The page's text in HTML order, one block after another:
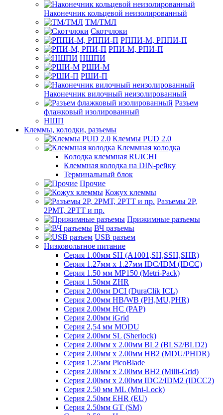
Наконечник кольцевой неизолированный
ТМ/ТМЛ
Скотчлоки
РППИ-М, РППИ-П
РПИ-М, РПИ-П
НШПИ
РШИ-М
РШИ-П
Наконечник вилочный неизолированный
Разъем
флажковый изолированный
НШП
Клеммы, колодки, разъемы
Клеммы PUD 2.0
Клеммная колодка
Колодка клеммная RUICHI
Клеммная колодка на DIN-рейку
Терминальный блок
Прочие
Кожух клеммы
Разъемы 2Р,
2РМТ, 2РТТ и пр.
Прижимные разъемы
ВЧ разъемы
USB разъем
Низковольтное питание
Серия 1.00мм SH (A1001,SH,SSH,SHR)
Серия 1.27мм x 1.27мм IDC/IDM (IDCC)
Серия 1.50 мм MP150 (Metri-Pack)
Серия 1.50мм ZHR
Серия 2.00мм DCI (DuraClik ICL)
Серия 2.00мм HB/WB (PH,MU,PHR)
Серия 2.00мм HC (PAP)
Серия 2.00мм iGrid
Серия 2,54 мм MODU
Серия 2.00мм SL (Sherlock)
Серия 2.00мм x 2.00мм BL2 (BLS2/BLD2)
Серия 2.00мм x 2.00мм HB2 (MDU/PHDR)
Серия 1.25мм PicoBlade
Серия 2.00мм х 2.00мм BH2 (Milli-Grid)
Серия 2.00мм х 2.00мм IDC2/IDM2 (IDCC2)
Серия 2.50 мм ML (Mni-Lock)
Серия 2.50мм EHR (EU)
Серия 2.50мм GT (SM)